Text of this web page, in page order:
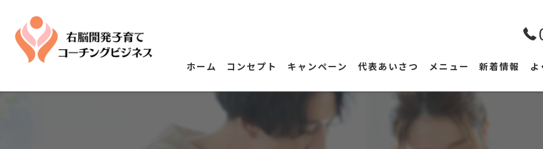
ホーム コンセプト キャンペーン 代表あいさつ メニュー 新着情報 よ